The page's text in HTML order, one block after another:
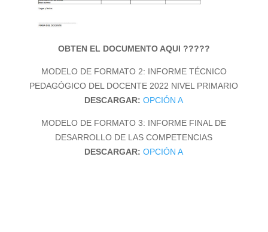
OBTEN EL DOCUMENTO AQUI ?????
MODELO DE FORMATO 2: INFORME TÉCNICO
PEDAGÓGICO DEL DOCENTE 2022 NIVEL PRIMARIO
DESCARGAR: OPCIÓN A
MODELO DE FORMATO 3: INFORME FINAL DE
DESARROLLO DE LAS COMPETENCIAS
DESCARGAR: OPCIÓN A